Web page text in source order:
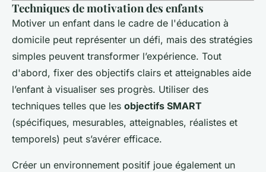
Techniques de motivation des enfants
Motiver un enfant dans le cadre de l'éducation à
domicile peut représenter un défi, mais des stratégies
simples peuvent transformer l’expérience. Tout
d'abord, fixer des objectifs clairs et atteignables aide
l’enfant à visualiser ses progrès. Utiliser des
techniques telles que les objectifs SMART
(spécifiques, mesurables, atteignables, réalistes et
temporels) peut s’avérer efficace.
Créer un environnement positif joue également un